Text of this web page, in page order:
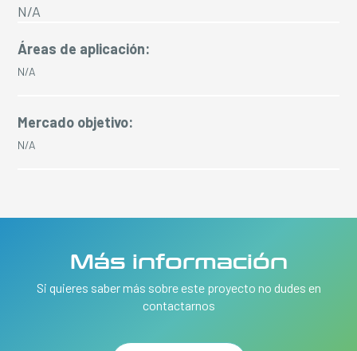
N/A
Áreas de aplicación:
N/A
Mercado objetivo:
N/A
Más información
Si quieres saber más sobre este proyecto no dudes en
contactarnos